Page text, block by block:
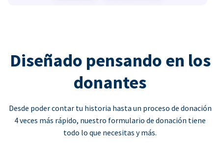
Diseñado pensando en los
donantes
Desde poder contar tu historia hasta un proceso de donación
4 veces más rápido, nuestro formulario de donación tiene
todo lo que necesitas y más.